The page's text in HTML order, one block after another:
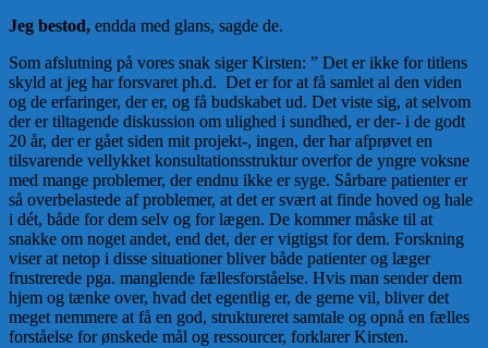
Jeg bestod, endda med glans, sagde de.
Som afslutning på vores snak siger Kirsten: ” Det er ikke for titlens
skyld at jeg har forsvaret ph.d. Det er for at få samlet al den viden
og de erfaringer, der er, og få budskabet ud. Det viste sig, at selvom
der er tiltagende diskussion om ulighed i sundhed, er der- i de godt
20 år, der er gået siden mit projekt-, ingen, der har afprøvet en
tilsvarende vellykket konsultationsstruktur overfor de yngre voksne
med mange problemer, der endnu ikke er syge. Sårbare patienter er
så overbelastede af problemer, at det er svært at finde hoved og hale
i dét, både for dem selv og for lægen. De kommer måske til at
snakke om noget andet, end det, der er vigtigst for dem. Forskning
viser at netop i disse situationer bliver både patienter og læger
frustrerede pga. manglende fællesforståelse. Hvis man sender dem
hjem og tænke over, hvad det egentlig er, de gerne vil, bliver det
meget nemmere at få en god, struktureret samtale og opnå en fælles
forståelse for ønskede mål og ressourcer, forklarer Kirsten.